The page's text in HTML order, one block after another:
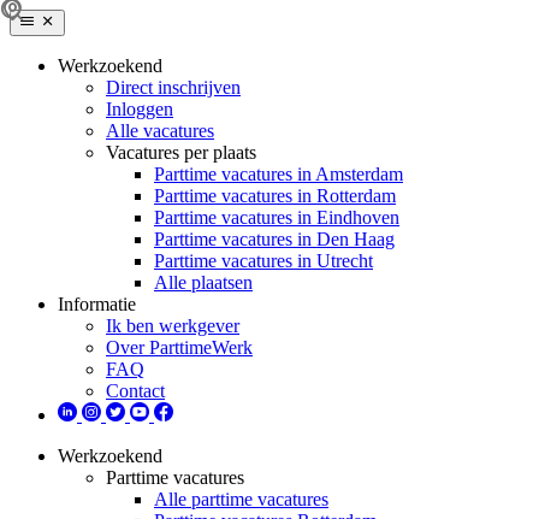
Werkzoekend
Direct inschrijven
Inloggen
Alle vacatures
Vacatures per plaats
Parttime vacatures in Amsterdam
Parttime vacatures in Rotterdam
Parttime vacatures in Eindhoven
Parttime vacatures in Den Haag
Parttime vacatures in Utrecht
Alle plaatsen
Informatie
Ik ben werkgever
Over ParttimeWerk
FAQ
Contact
Werkzoekend
Parttime vacatures
Alle parttime vacatures